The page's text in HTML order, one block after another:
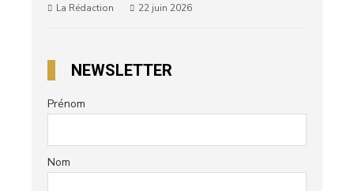
La Rédaction 22 juin 2026
NEWSLETTER
Prénom
Nom